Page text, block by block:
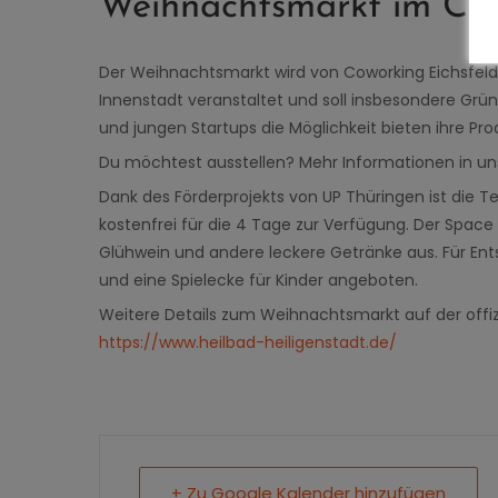
Der Weihnachtsmarkt wird von Coworking
Innenstadt veranstaltet und soll insbesondere
und jungen Startups die Möglichkeit bieten ihre
Du möchtest ausstellen? Mehr Informationen in
Dank des Förderprojekts von UP Thüringen ist die
kostenfrei für die 4 Tage zur Verfügung. Der
Glühwein und andere leckere Getränke aus. Für
und eine Spielecke für Kinder angeboten.
Weitere Details zum Weihnachtsmarkt auf der
https://www.heilbad-heiligenstadt.de/
+ Zu Google Kalender hinzufügen